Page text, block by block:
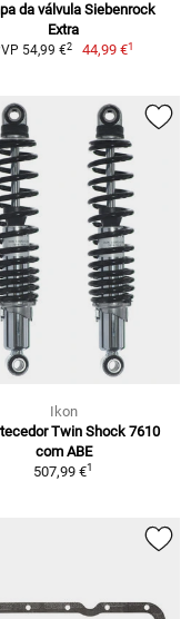
da válvula Siebenrock
Extra
54,99 €2 44,99 €1
Ikon
Twin Shock 7610
com ABE
507,99 €1